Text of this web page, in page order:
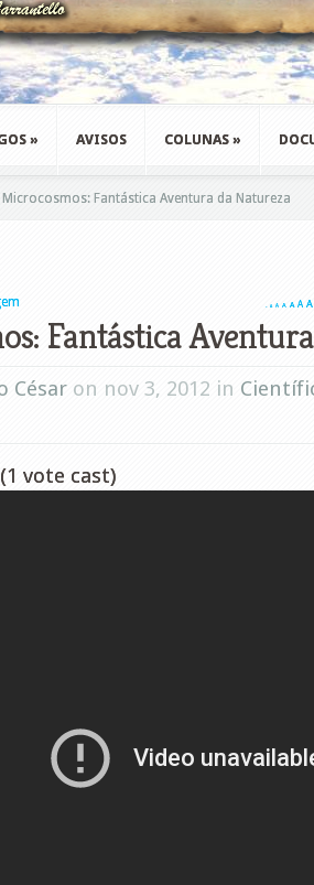
» AVISOS COLUNAS »
Microcosmos: Fantástica Aventura da Natureza
A A A A A A A
Fantástica
César on nov 3, 2012 in
(1 vote cast)